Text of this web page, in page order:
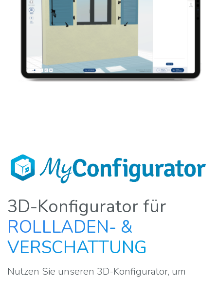
3D-Konfigurator für
ROLLLADEN- &
VERSCHATTUNG
Nutzen Sie unseren 3D-Konfigurator, um